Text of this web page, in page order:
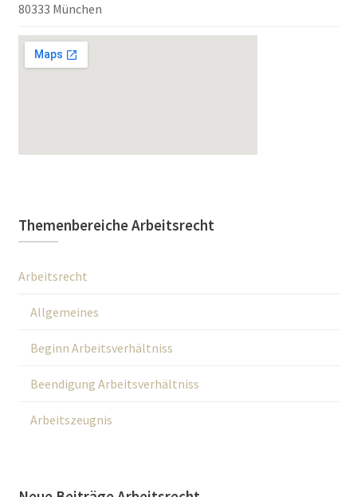
80333 München
Themenbereiche Arbeitsrecht
Arbeitsrecht
Allgemeines
Beginn Arbeitsverhältniss
Beendigung Arbeitsverhältniss
Arbeitszeugnis